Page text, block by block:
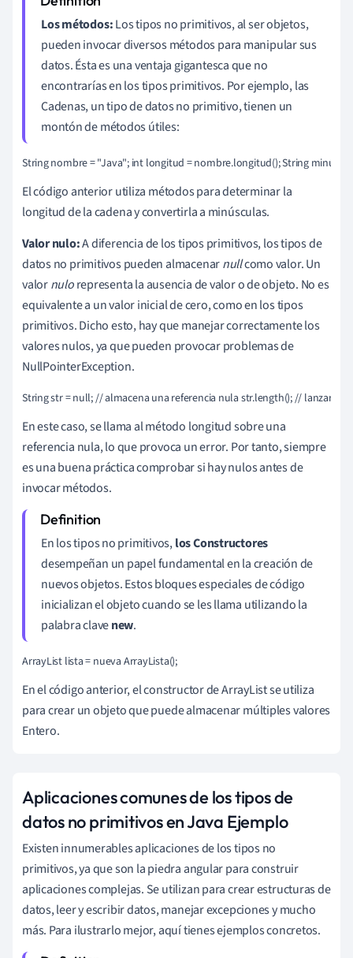
Los métodos:Los tipos no primitivos, al ser objetos,
pueden invocar diversos métodos para manipular sus
datos. Ésta es una ventaja gigantesca que no
encontrarías en los tipos primitivos. Por ejemplo, las
Cadenas, un tipo de datos no primitivo, tienen un
montón de métodos útiles:
String nombre = "Java"; int longitud = nombre.longitud(); String
El código anterior utiliza métodos para determinar la
longitud de la cadena y convertirla a minúsculas.
Valor nulo:A diferencia de los tipos primitivos, los tipos de
datos no primitivos pueden almacenarnullcomo valor. Un
valornulorepresenta la ausencia de valor o de objeto. No es
equivalente a un valor inicial de cero, como en los tipos
primitivos. Dicho esto, hay que manejar correctamente los
valores nulos, ya que pueden provocar problemas de
NullPointerException.
String str = null; // almacena una referencia nula str.length(); // lanzaría
En este caso, se llama al método longitud sobre una
referencia nula, lo que provoca un error. Por tanto, siempre
es una buena práctica comprobar si hay nulos antes de
invocar métodos.
En los tipos no primitivos,los Constructores
desempeñan un papel fundamental en la creación de
nuevos objetos. Estos bloques especiales de código
inicializan el objeto cuando se les llama utilizando la
palabra clavenew.
ArrayList lista = nueva ArrayLista();
En el código anterior, el constructor de ArrayList se utiliza
para crear un objeto que puede almacenar múltiples valores
Entero.
Aplicaciones comunes de los tipos de
datos no primitivos en Java Ejemplo
Existen innumerables aplicaciones de los tipos no
primitivos, ya que son la piedra angular para construir
aplicaciones complejas. Se utilizan para crear estructuras de
datos, leer y escribir datos, manejar excepciones y mucho
más. Para ilustrarlo mejor, aquí tienes ejemplos concretos.